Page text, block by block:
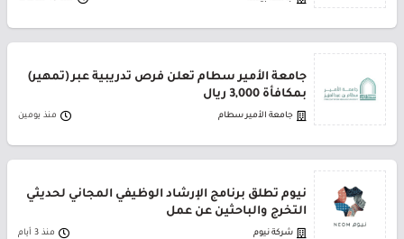
جامعة الأمير سطام تعلن فرص تدريبية عبر (تمهير)
بمكافأة 3,000 ريال
جامعة الأمير سطام منذ يومين
نيوم تطلق برنامج الإرشاد الوظيفي المجاني لحديثي
التخرج والباحثين عن عمل
شركة نيوم منذ 3 أيام